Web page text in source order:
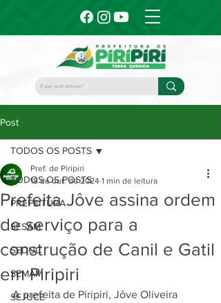
Post
TODOS OS POSTS
PREFEITURA
SESAM
SEDUC
SEMAM
SEJUCE
TODOS OS POSTS
Prefeita Jôve assina ordem
de serviço para a
construção de Canil e Gatil
em Piripiri
Pref. de Piripiri
18 de out. de 2024 1 min de leitura
A prefeita de Piripiri, Jôve Oliveira